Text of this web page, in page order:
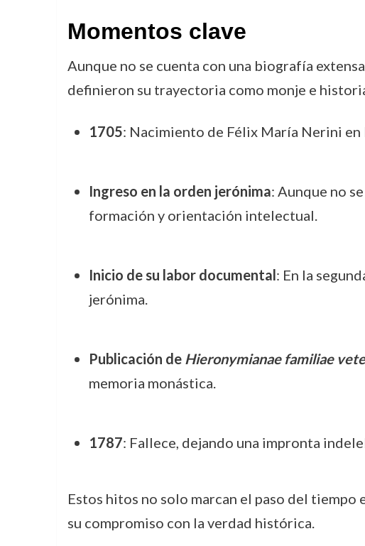
Momentos clave
Aunque no se cuenta con una biografía
definieron su trayectoria como monje e
1705: Nacimiento de Félix María Nerini en
Ingreso en la orden jerónima: Aunque no
formación y orientación intelectual.
Inicio de su labor documental: En la
jerónima.
Publicación de Hieronymianae familiae
memoria monástica.
1787: Fallece, dejando una impronta
Estos hitos no solo marcan el paso del
su compromiso con la verdad histórica.